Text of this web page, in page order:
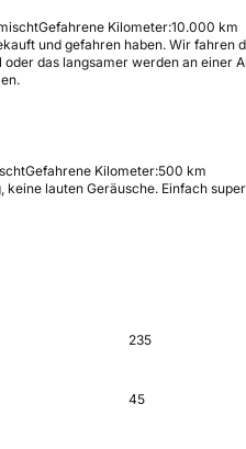
Gefahrene Kilometer:10.000 km
und gefahren haben. Wir fahren
das langsamer werden an
Gefahrene Kilometer:500 km
keine lauten Geräusche. Einfach super
235
45